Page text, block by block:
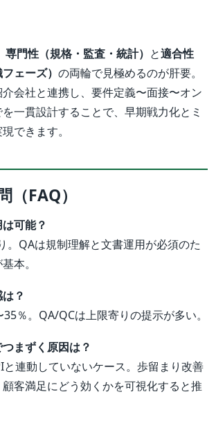
専門性（規格・監査・統計） と適合性
ェーズ） の両輪で見極めるのが肝要。
会社と連携し、要件定義〜面接〜オン
一貫設計することで、早期戦力化とミ
できます。
（FAQ）
可能？
。QAは規制理解と文書運用が必須のた
本。
？
％。QA/QCは上限寄りの提示が多い。
まずく原因は？
と連動していないケース。歩留まり改善
客満足にどう効くかを可視化すると推